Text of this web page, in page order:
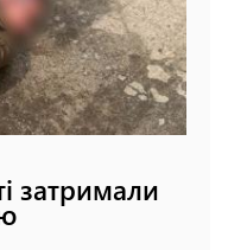
затримали